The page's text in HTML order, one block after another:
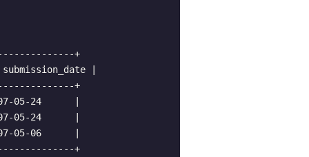
+
submission_date
+
-05-24
-05-24
-05-06
+